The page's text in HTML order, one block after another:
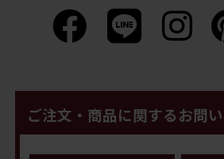
ご注文・商品に関するお問